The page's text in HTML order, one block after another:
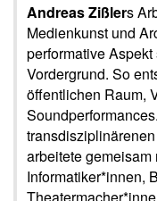
Andreas Zißlers
Medienkunst und
performative
Vordergrund. So
öffentlichen Raum,
arbeitete gemeisam
Informatiker*innen,